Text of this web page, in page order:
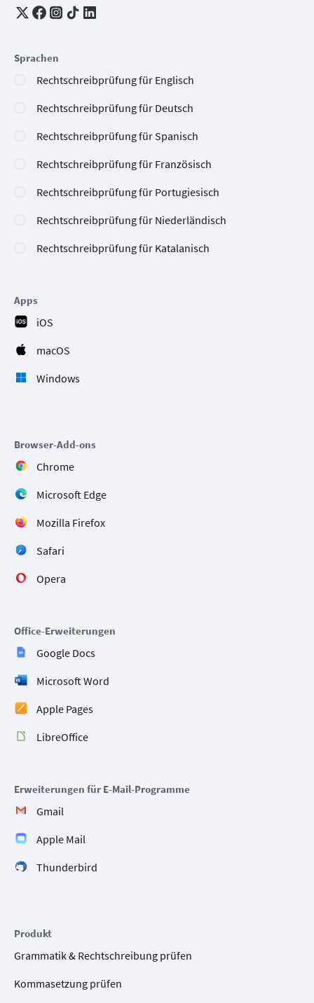
Sprachen
Rechtschreibprüfung für Englisch
Rechtschreibprüfung für Deutsch
Rechtschreibprüfung für Spanisch
Rechtschreibprüfung für Französisch
Rechtschreibprüfung für Portugiesisch
Rechtschreibprüfung für Niederländisch
Rechtschreibprüfung für Katalanisch
Apps
iOS
macOS
Windows
Browser-Add-ons
Chrome
Microsoft Edge
Mozilla Firefox
Safari
Opera
Office-Erweiterungen
Google Docs
Microsoft Word
Apple Pages
LibreOffice
Erweiterungen für E-Mail-Programme
Gmail
Apple Mail
Thunderbird
Produkt
Grammatik & Rechtschreibung prüfen
Kommasetzung prüfen